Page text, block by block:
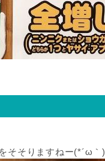
そそりますねー(*´ω｀)